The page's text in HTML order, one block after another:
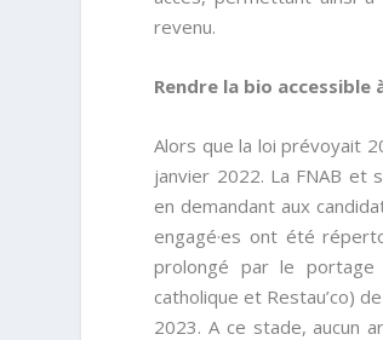
revenu.
Rendre la bio accessible
Alors que la loi prévoyait
janvier 2022. La FNAB et
en demandant aux
engagé·es ont été
prolongé par le portage
catholique et Restau’co)
2023. A ce stade, aucun